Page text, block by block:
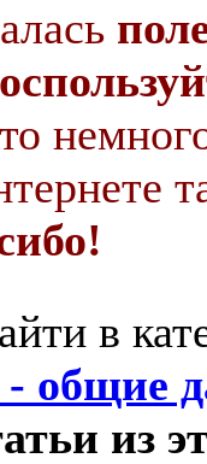
в
общие
из